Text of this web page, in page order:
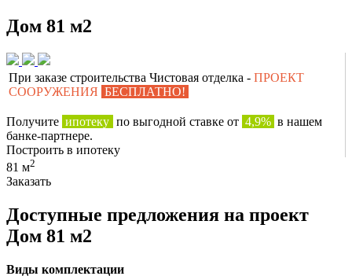
Дом 81 м2
При заказе строительства Чистовая отделка - ПРОЕКТ
СООРУЖЕНИЯ БЕСПЛАТНО!
Получите ипотеку по выгодной ставке от 4,9% в нашем
банке-партнере.
Построить в ипотеку
81 м2
Заказать
Доступные предложения на проект
Дом 81 м2
Виды комплектации